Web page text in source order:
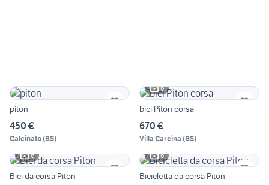
piton
450 €
Calcinato(BS)
6
bici Piton corsa
670 €
Villa Carcina (BS)
6
Bici da corsa Piton
6
Bicicletta da corsa Piton